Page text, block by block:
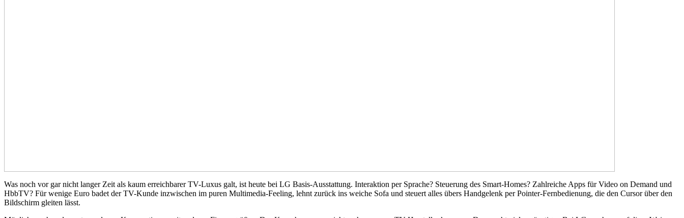
Was noch vor gar nicht langer Zeit als kaum erreichbarer TV-Luxus galt, ist heute bei LG Basis-Ausstattung. Interaktion per Sprache? Steuerung des Smart-Homes? Zahlreiche Apps für Video on Demand und
HbbTV? Für wenige Euro badet der TV-Kunde inzwischen im puren Multimedia-Feeling, lehnt zurück ins weiche Sofa und steuert alles übers Handgelenk per Pointer-Fernbedienung, die den Cursor über den
Bildschirm gleiten lässt.